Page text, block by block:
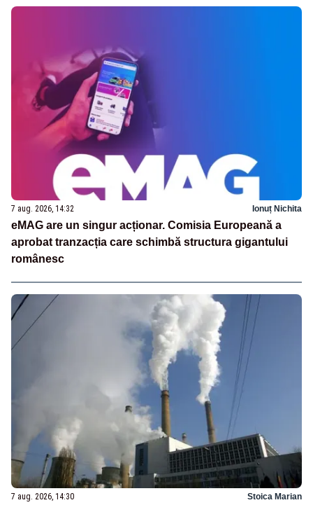
7 aug. 2026, 14:32 Ionuț Nichita
eMAG are un singur acționar. Comisia Europeană a
aprobat tranzacția care schimbă structura gigantului
românesc
7 aug. 2026, 14:30 Stoica Marian